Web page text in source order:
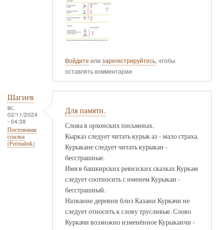
Войдите или зарегистрируйтесь, чтобы
оставлять комментарии
Шагиев
вс,
02/11/2024
- 04:38
Постоянная
ссылка
(Permalink)
Для памяти.
Слова в орхонских письменах.
Кырказ следует читать курык аз - мало страха.
Курыкане следует читать курыкан -
бесстрашные.
Имя в башкирских ревизских сказках Куркам
следует соотносить с именем Курыкан -
бесстрашный.
Название деревни близ Казани Куркачи не
следует относить к слову трусливые. Слово
Куркачи возможно изменённое Курыканчи -